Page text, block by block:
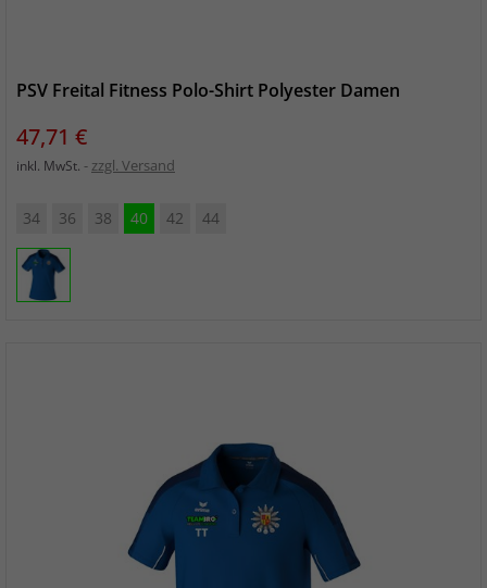
PSV Freital Fitness Polo-Shirt Polyester Damen
Preis
47,71 €
inkl. MwSt. zzgl. Versand
34 36 38 40 42 44